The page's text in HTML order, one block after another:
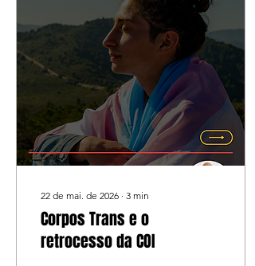
22 de mai. de 2026 ∙ 3 min
Corpos Trans e o
retrocesso da COI